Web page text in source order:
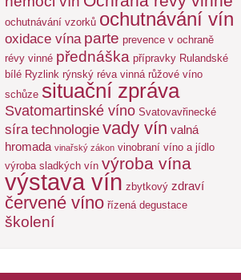
ochutnávání vzorků ochutnávání vín
oxidace vína parte prevence v ochraně
révy vinné přednáška přípravky Rulandské
bílé Ryzlink rýnský réva vinná růžové víno
schůze situační zpráva
Svatomartinské víno Svatovavřinecké
síra technologie vady vín valná
hromada vinařský zákon vinobraní víno a jídlo
výroba sladkých vín výroba vína
výstava vín zbytkový zdraví
červené víno řízená degustace
školení